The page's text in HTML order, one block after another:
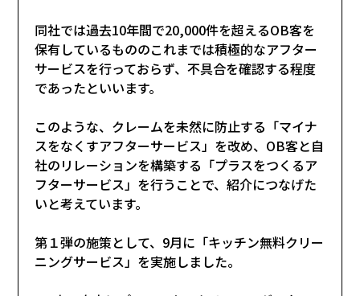
同社では過去10年間で20,000件を超えるOB客を
保有しているもののこれまでは積極的なアフター
サービスを行っておらず、不具合を確認する程度
であったといいます。
このような、クレームを未然に防止する「マイナ
スをなくすアフターサービス」を改め、OB客と自
社のリレーションを構築する「プラスをつくるア
フターサービス」を行うことで、紹介につなげた
いと考えています。
第１弾の施策として、9月に「キッチン無料クリー
ニングサービス」を実施しました。